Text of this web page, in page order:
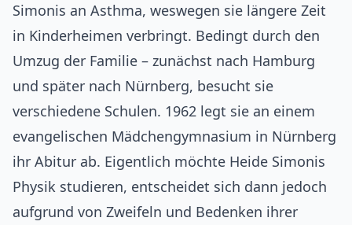
Simonis an Asthma, weswegen sie längere Zeit
in Kinderheimen verbringt. Bedingt durch den
Umzug der Familie – zunächst nach Hamburg
und später nach Nürnberg, besucht sie
verschiedene Schulen. 1962 legt sie an einem
evangelischen Mädchengymnasium in Nürnberg
ihr Abitur ab. Eigentlich möchte Heide Simonis
Physik studieren, entscheidet sich dann jedoch
aufgrund von Zweifeln und Bedenken ihrer